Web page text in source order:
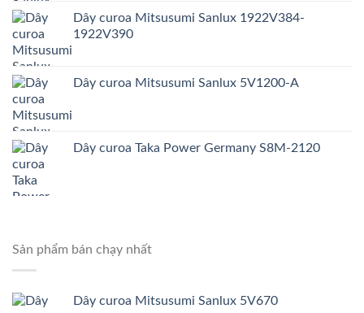
Dây curoa Mitsusumi Sanlux 1922V384-
1922V390
Dây curoa Mitsusumi Sanlux 5V1200-A
Dây curoa Taka Power Germany S8M-2120
Sản phẩm bán chạy nhất
Dây curoa Mitsusumi Sanlux 5V670